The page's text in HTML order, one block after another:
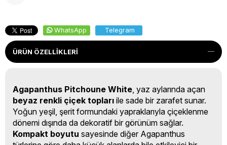
WhatsApp Telegram
ÜRÜN ÖZELLIKLERI
Agapanthus Pitchoune White, yaz aylarında açan
beyaz renkli çiçek topları ile sade bir zarafet sunar.
Yoğun yeşil, şerit formundaki yapraklarıyla çiçeklenme
dönemi dışında da dekoratif bir görünüm sağlar.
Kompakt boyutu sayesinde diğer Agapanthus